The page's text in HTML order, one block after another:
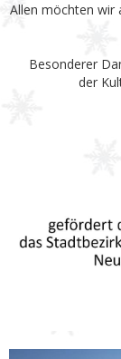
Allen möchten wir
Besonderer
der